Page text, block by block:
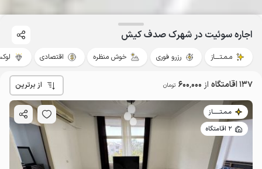
اجاره سوئیت در شهرک صدف کیش
مـمـتــــاز رزرو فوری خوش منظره اقتصادی
137 اقامتگاه از 600٬000 تومان از برترین
مـمـتــــــاز
2 اقامتگاه